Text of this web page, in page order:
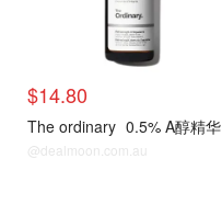
$14.80
The ordinary 0.5% A醇精华
@dealmoon.com.au